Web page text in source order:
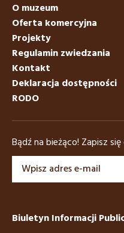
O muzeum
Oferta komercyjna
Projekty
Regulamin zwiedzania
Kontakt
Deklaracja dostępności
RODO
Bądź na bieżąco! Zapisz
Biuletyn Informacji